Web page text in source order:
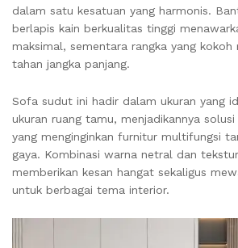
dalam satu kesatuan yang harmonis.
berlapis kain berkualitas tinggi
maksimal, sementara rangka yang kokoh
tahan jangka panjang.
Sofa sudut ini hadir dalam ukuran yang
ukuran ruang tamu, menjadikannya
yang menginginkan furnitur multifungsi
gaya. Kombinasi warna netral dan
memberikan kesan hangat sekaligus
untuk berbagai tema interior.